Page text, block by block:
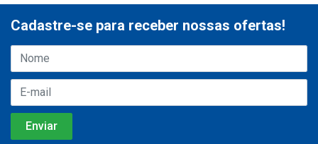
Cadastre-se para receber nossas ofertas!